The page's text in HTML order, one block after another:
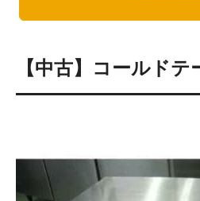
【中古】コールドテ